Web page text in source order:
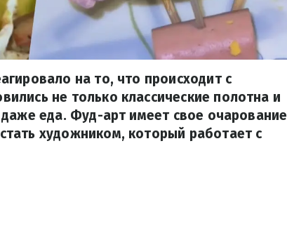
на то, что происходит с
не только классические полотна и
еда. Фуд-арт имеет свое очарование
художником, который работает с